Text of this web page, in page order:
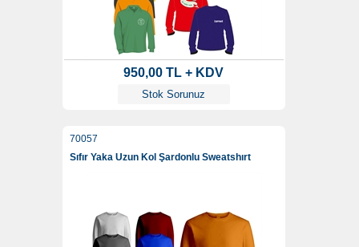
950,00 TL + KDV
Stok Sorunuz
70057
Sıfır Yaka Uzun Kol Şardonlu Sweatshırt